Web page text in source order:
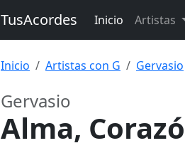
TusAcordes Inicio Artistas
Inicio Artistas con G Gervasio
Gervasio
Alma,